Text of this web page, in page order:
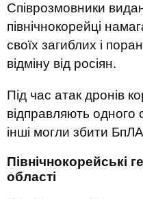
Співрозмовники
північнокорейці
своїх загиблих і
відміну від росіян.
Під час атак дронів
відправляють
інші могли збити
Північнокорейські
області